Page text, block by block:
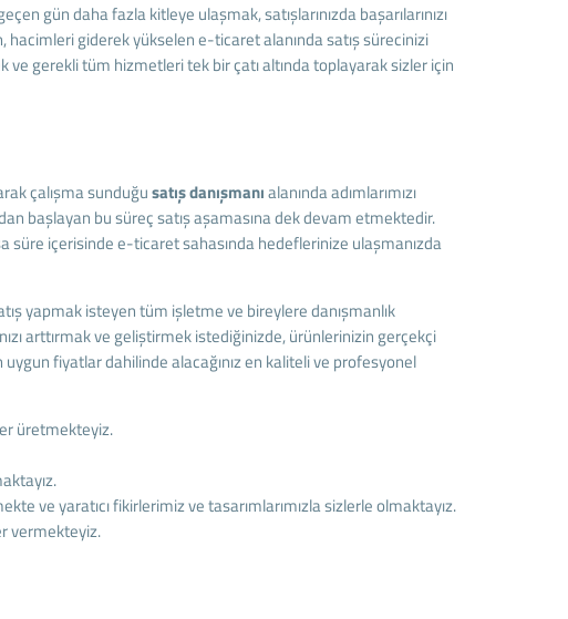
gün daha fazla kitleye ulaşmak, satışlarınızda başarılarınızı
giderek yükselen e-ticaret alanında satış sürecinizi
gerekli tüm hizmetleri tek bir çatı altında toplayarak sizler için
çalışma sunduğusatış danışmanıalanında adımlarımızı
başlayan bu süreç satış aşamasına dek devam etmektedir.
süre içerisinde e-ticaret sahasında hedeflerinize ulaşmanızda
yapmak isteyen tüm işletme ve bireylere danışmanlık
arttırmak ve geliştirmek istediğinizde, ürünlerinizin gerçekçi
fiyatlar dahilinde alacağınız en kaliteli ve profesyonel
üretmekteyiz.
ve yaratıcı fikirlerimiz ve tasarımlarımızla sizlerle olmaktayız.
vermekteyiz.